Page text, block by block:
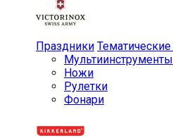
Праздники
Мульти­инструменты
Ножи
Рулетки
Фонари